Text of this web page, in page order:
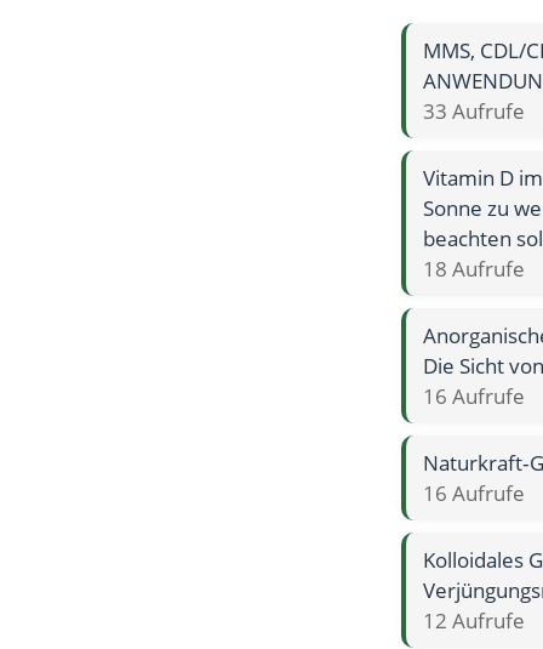
MMS, CDL/
33 Aufrufe
Vitamin D
Sonne zu
beachten
18 Aufrufe
Die Sicht
16 Aufrufe
16 Aufrufe
Kolloidales
12 Aufrufe